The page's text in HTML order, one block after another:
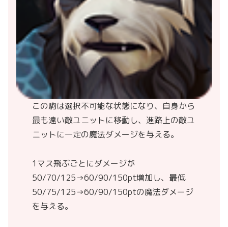
この駒は選択不可能な状態になり、自身から
最も遠い敵ユニットに移動し、進路上の敵ユ
ニットに一定の魔法ダメージを与える。
1マス飛ぶごとにダメージが
50/70/125→60/90/150pt増加し、最低
50/75/125→60/90/150ptの魔法ダメージ
を与える。